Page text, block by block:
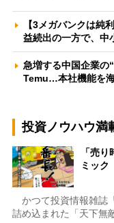
【3メガバンクは純
益続出の一方で、
急増する中国企業の
Temu…本社機能を
投資ノウハウ満
「売
ミック
かつて投資情報雑誌
詰め込まれた「天下無